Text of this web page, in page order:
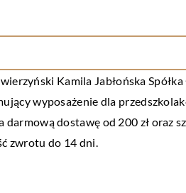
Kamila Jabłońska
wyposażenie dla
dostawę od 200 zł oraz
zwrotu do 14 dni.